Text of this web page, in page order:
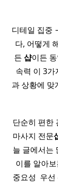
디테일 집
다, 어떻게
든 샵이든
속력 이 3가
과 상황에 맞
단순히 편한
마사지 전문
늘 글에서는
이를 알아
중요성 ​ 우